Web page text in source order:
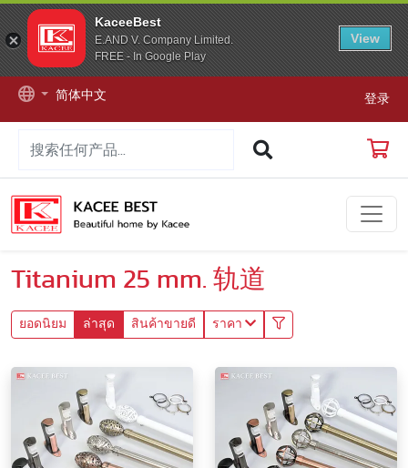
KaceeBest
E.AND V. Company Limited.
FREE - In Google Play
View
简体中文 登录
Titanium 25 mm. 轨道
ยอดนิยม ล่าสุด สินค้าขายดี ราคา